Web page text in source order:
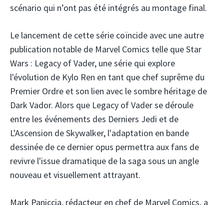
scénario qui n’ont pas été intégrés au montage final.
Le lancement de cette série coïncide avec une autre
publication notable de Marvel Comics telle que Star
Wars : Legacy of Vader, une série qui explore
l'évolution de Kylo Ren en tant que chef suprême du
Premier Ordre et son lien avec le sombre héritage de
Dark Vador. Alors que Legacy of Vader se déroule
entre les événements des Derniers Jedi et de
L'Ascension de Skywalker, l'adaptation en bande
dessinée de ce dernier opus permettra aux fans de
revivre l'issue dramatique de la saga sous un angle
nouveau et visuellement attrayant.
Mark Paniccia, rédacteur en chef de Marvel Comics, a